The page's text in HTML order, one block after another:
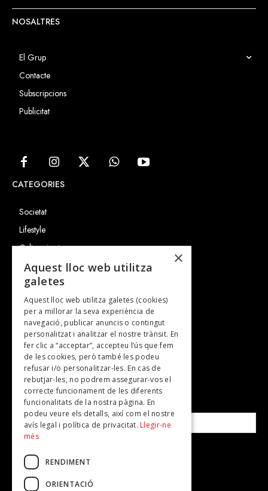
NOSALTRES
El Grup
Contacte
Subscripcions
Publicitat
CATEGORIES
Societat
Lifestyle
Cultura i art
Entrevistes
Gastronomia
TV
Plans per fer
Revistes
SUBSCRIU-TE A LA NOSTRA NEWSLETTER!
Correu electrònic*
Accepto lapolítica de privacitat
×
Aquest lloc web utilitza
galetes
Aquest lloc web utilitza galetes (cookies)
per a millorar la seva experiència de
navegació, publicar anuncis o contingut
personalitzat i analitzar el nostre trànsit. En
fer clic a “acceptar”, accepteu l’ús que fem
de les cookies, però també les podeu
refusar i/o personalitzar-les. En cas de
rebutjar-les, no podrem assegurar-vos el
correcte funcionament de les diferents
funcionalitats de la nostra pàgina. En
podeu veure els detalls, així com el nostre
avís legal i política de privacitat. Llegir-ne
més
RENDIMENT
ORIENTACIÓ